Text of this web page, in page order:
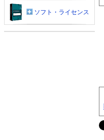
ソフト・ライセンス